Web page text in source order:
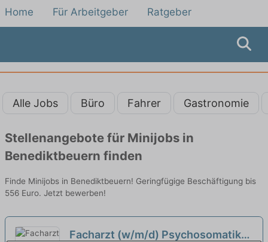
Home Für Arbeitgeber Ratgeber
Alle Jobs Büro Fahrer Gastronomie
Stellenangebote für Minijobs in
Benediktbeuern finden
Finde Minijobs in Benediktbeuern! Geringfügige Beschäftigung bis
556 Euro. Jetzt bewerben!
Facharzt (w/m/d) Psychosomatik